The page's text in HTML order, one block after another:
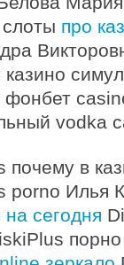
про
фонбет
vodka
почему в
porno Илья
сегодня